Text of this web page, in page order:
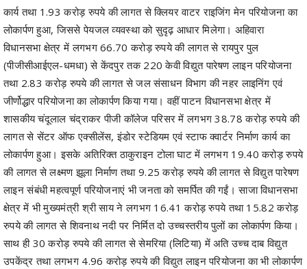
कार्य तथा 1.93 करोड़ रुपये की लागत से क्लियर वाटर राइजिंग मेन परियोजना का
लोकार्पण हुआ, जिससे पेयजल व्यवस्था को सुदृढ़ आधार मिलेगा। अहिवारा
विधानसभा क्षेत्र में लगभग 66.70 करोड़ रुपये की लागत से रायपुर पुल
(पीजीसीआईएल-धमधा) से केंदपुर तक 220 केवी विद्युत पारेषण लाइन परियोजना
तथा 2.83 करोड़ रुपये की लागत से जल संसाधन विभाग की नहर लाइनिंग एवं
जीर्णोद्धार परियोजना का लोकार्पण किया गया। वहीं पाटन विधानसभा क्षेत्र में
शासकीय चंदूलाल चंद्राकर पीजी कॉलेज परिसर में लगभग 38.78 करोड़ रुपये की
लागत से सेंटर ऑफ एक्सीलेंस, इंडोर स्टेडियम एवं स्टाफ क्वार्टर निर्माण कार्य का
लोकार्पण हुआ। इसके अतिरिक्त ठाकुराइन टोला घाट में लगभग 19.40 करोड़ रुपये
की लागत से लक्ष्मण झूला निर्माण तथा 9.25 करोड़ रुपये की लागत से विद्युत पारेषण
लाइन संबंधी महत्वपूर्ण परियोजनाएं भी जनता को समर्पित की गईं। साजा विधानसभा
क्षेत्र में भी मुख्यमंत्री श्री साय ने लगभग 16.41 करोड़ रुपये तथा 15.82 करोड़
रुपये की लागत से शिवनाथ नदी पर निर्मित दो उच्चस्तरीय पुलों का लोकार्पण किया।
साथ ही 30 करोड़ रुपये की लागत से सेमरिया (लिटिया) में अति उच्च दाब विद्युत
उपकेंद्र तथा लगभग 4.96 करोड़ रुपये की विद्युत लाइन परियोजना का भी लोकार्पण